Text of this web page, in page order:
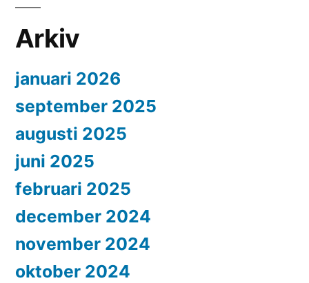
Arkiv
januari 2026
september 2025
augusti 2025
juni 2025
februari 2025
december 2024
november 2024
oktober 2024